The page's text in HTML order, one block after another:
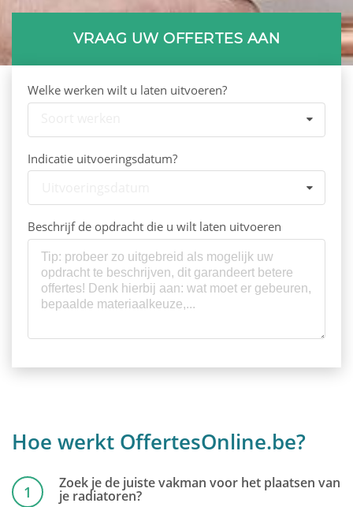
VRAAG UW OFFERTES AAN
Welke werken wilt u laten uitvoeren?
Indicatie uitvoeringsdatum?
Beschrijf de opdracht die u wilt laten uitvoeren
Hoe werkt OffertesOnline.be?
1 Zoek je de juiste vakman voor het plaatsen van
je radiatoren?